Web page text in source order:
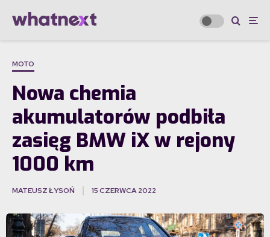
MOTO
Nowa chemia
akumulatorów podbiła
zasięg BMW iX w rejony
1000 km
MATEUSZ ŁYSOŃ 15 CZERWCA 2022